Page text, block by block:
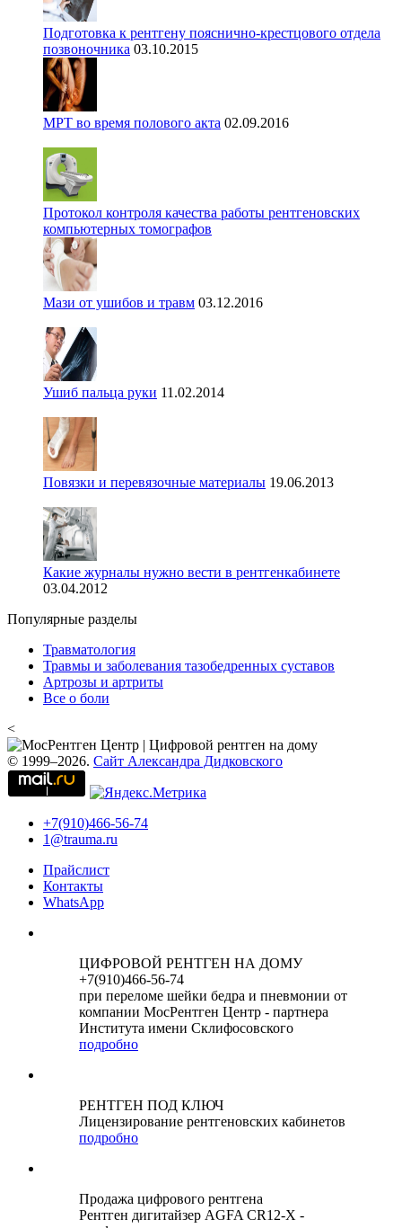
Подготовка к рентгену пояснично-крестцового отдела
позвоночника 03.10.2015
МРТ во время полового акта 02.09.2016
Протокол контроля качества работы рентгеновских
компьютерных томографов
Мази от ушибов и травм 03.12.2016
Ушиб пальца руки 11.02.2014
Повязки и перевязочные материалы 19.06.2013
Какие журналы нужно вести в рентгенкабинете
03.04.2012
Популярные разделы
Травматология
Травмы и заболевания тазобедренных суставов
Артрозы и артриты
Все о боли
<
© 1999–2026. Сайт Александра Дидковского
+7(910)466-56-74
1@trauma.ru
Прайслист
Контакты
WhatsApp
ЦИФРОВОЙ РЕНТГЕН НА ДОМУ
+7(910)466-56-74
при переломе шейки бедра и пневмонии от
компании МосРентген Центр - партнера
Института имени Склифосовского
подробно
РЕНТГЕН ПОД КЛЮЧ
Лицензирование рентгеновских кабинетов
подробно
Продажа цифрового рентгена
Рентген дигитайзер AGFA CR12-X -